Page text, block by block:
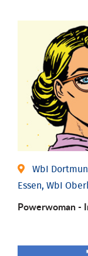
WbI
Essen, WbI
Powerwoman -